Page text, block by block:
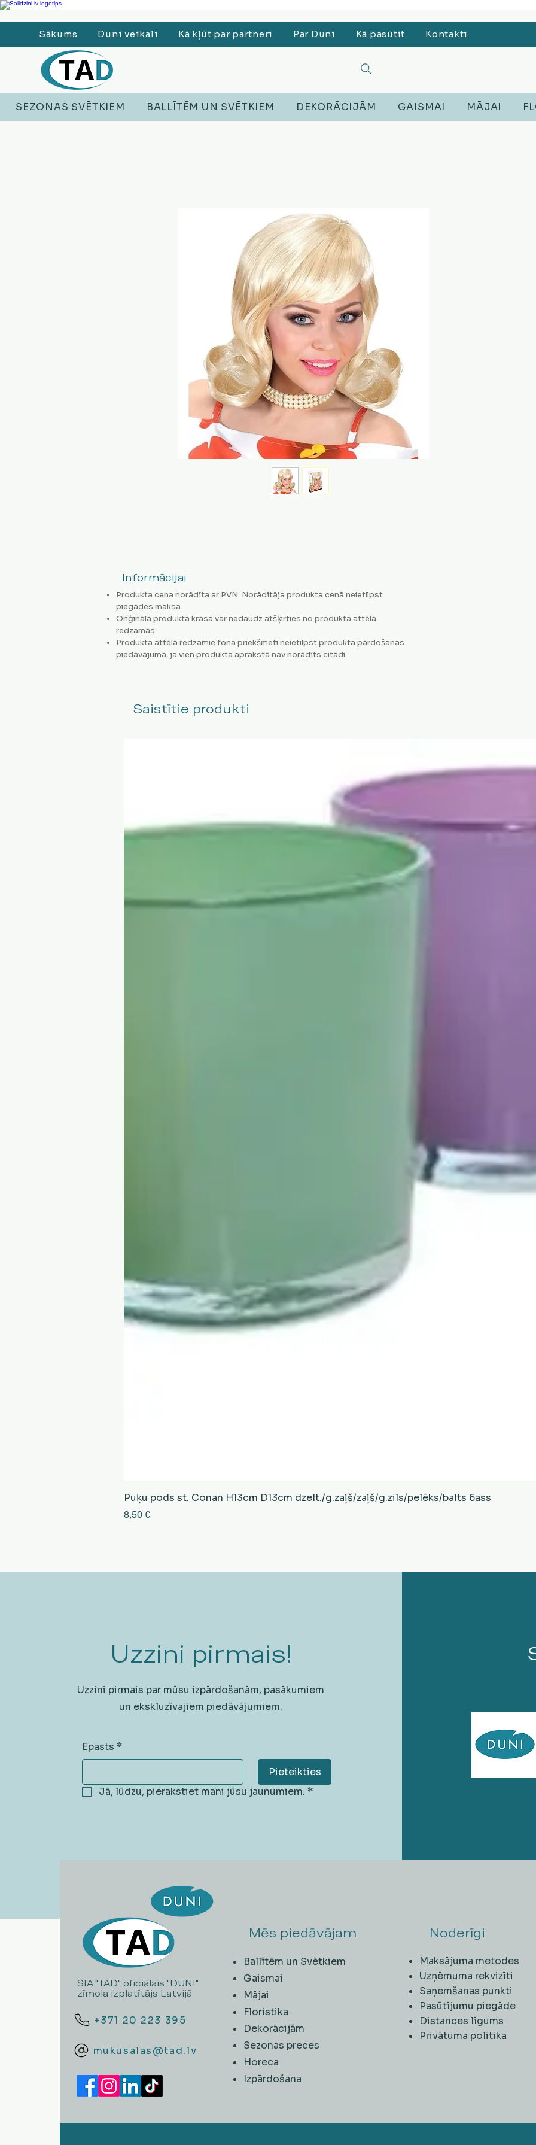
Ledusskapji, Sadzīves tehnika, Smaržas, Operatīvā atmiņa, Putekļu sūcēji, Lego, Austiņas
Sākums Duni veikali Kā kļūt par partneri Par Duni Kā pasūtīt Kontakti
SEZONAS SVĒTKIEM BALLĪTĒM UN SVĒTKIEM DEKORĀCIJĀM GAISMAI MĀJAI
Informācijai
Produkta cena norādīta ar PVN. Norādītāja produkta cenā neietilpst
piegādes maksa.
Oriģinālā produkta krāsa var nedaudz atšķirties no produkta attēlā
redzamās
Produkta attēlā redzamie fona priekšmeti neietilpst produkta pārdošanas
piedāvājumā, ja vien produkta aprakstā nav norādīts citādi.
Saistītie produkti
Ātrais skats
Puķu pods st. Conan H13cm D13cm dzelt./g.zaļš/zaļš/g.zils/pelēks/balts 6ass
Cena
8,50 €
Uzzini pirmais!
Uzzini pirmais par mūsu izpārdošanām, pasākumiem
un ekskluzīvajiem piedāvājumiem.
Epasts *
Pieteikties
Jā, lūdzu, pierakstiet mani jūsu jaunumiem. *
SIA "TAD" oficiālais "DUNI"
zīmola izplatītājs Latvijā
+371 20 223 395
mukusalas@tad.lv
Mēs piedāvājam
Ballītēm un Svētkiem
Gaismai
Mājai
Floristika
Dekorācijām
Sezonas preces
Horeca
​Izpārdošana
Noderīgi
Maksājuma metodes
Uzņēmuma rekvizīti
Saņemšanas punkti
Pasūtījumu piegāde
Distances līgums
Privātuma politika